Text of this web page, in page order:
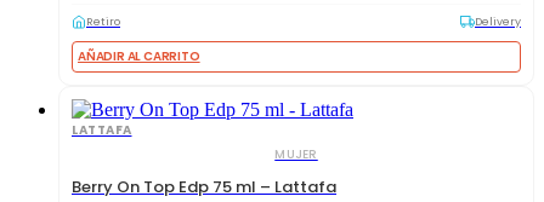
Retiro Delivery
AÑADIR AL CARRITO
LATTAFA
MUJER
Berry On Top Edp 75 ml – Lattafa